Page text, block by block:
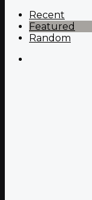
Recent
Featured
Random